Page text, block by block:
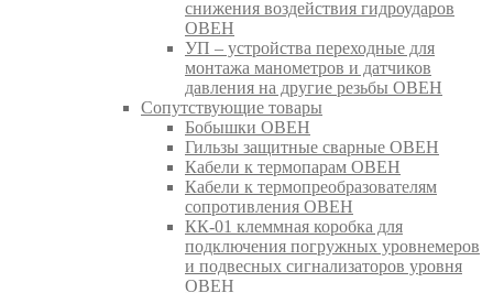
снижения воздействия гидроударов
ОВЕН
УП – устройства переходные для
монтажа манометров и датчиков
давления на другие резьбы ОВЕН
Сопутствующие товары
Бобышки ОВЕН
Гильзы защитные сварные ОВЕН
Кабели к термопарам ОВЕН
Кабели к термопреобразователям
сопротивления ОВЕН
КК-01 клеммная коробка для
подключения погружных уровнемеров
и подвесных сигнализаторов уровня
ОВЕН